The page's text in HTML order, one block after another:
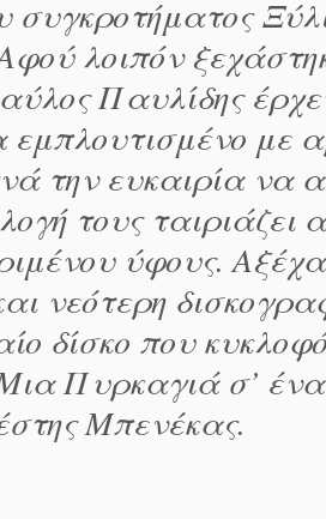
συγκροτήματος
λοιπόν
Παυλίδης
με
την ευκαιρία να
τους ταιριάζει
ύφους.
νεότερη
δίσκο που
Πυρκαγιά σ’
Μπενέκας.